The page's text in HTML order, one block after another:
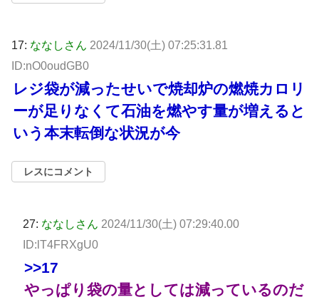
17: ななしさん 2024/11/30(土) 07:25:31.81
ID:nO0oudGB0
レジ袋が減ったせいで焼却炉の燃焼カロリ
ーが足りなくて石油を燃やす量が増えると
いう本末転倒な状況が今
レスにコメント
27: ななしさん 2024/11/30(土) 07:29:40.00
ID:lT4FRXgU0
>>17
やっぱり袋の量としては減っているのだ